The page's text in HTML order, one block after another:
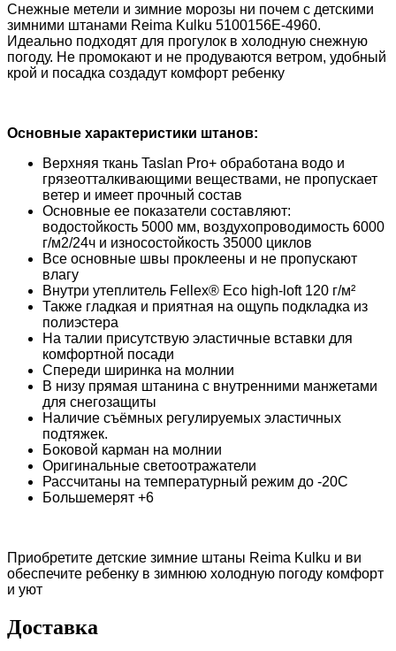
Снежные метели и зимние морозы ни почем с детскими
зимними штанами Reima Kulku 5100156E-4960.
Идеально подходят для прогулок в холодную снежную
погоду. Не промокают и не продуваются ветром, удобный
крой и посадка создадут комфорт ребенку
Основные характеристики штанов:
Верхняя ткань Taslan Pro+ обработана водо и
грязеотталкивающими веществами, не пропускает
ветер и имеет прочный состав
Основные ее показатели составляют:
водостойкость 5000 мм, воздухопроводимость 6000
г/м2/24ч и износостойкость 35000 циклов
Все основные швы проклеены и не пропускают
влагу
Внутри утеплитель Fellex® Eco high-loft 120 г/м²
Также гладкая и приятная на ощупь подкладка из
полиэстера
На талии присутствую эластичные вставки для
комфортной посади
Спереди ширинка на молнии
В низу прямая штанина с внутренними манжетами
для снегозащиты
Наличие съёмных регулируемых эластичных
подтяжек.
Боковой карман на молнии
Оригинальные светоотражатели
Рассчитаны на температурный режим до -20С
Большемерят +6
Приобретите детские зимние штаны Reima Kulku и ви
обеспечите ребенку в зимнюю холодную погоду комфорт
и уют
Доставка